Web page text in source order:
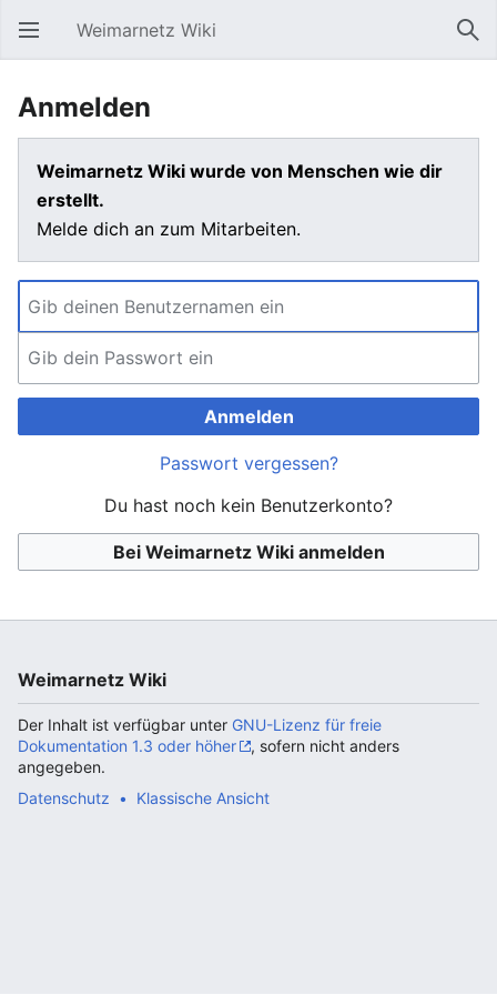
Hauptmenü öffnen Weimarnetz Wiki
Anmelden
Weimarnetz Wiki wurde von Menschen wie dir
erstellt.
Melde dich an zum Mitarbeiten.
Anmelden
Passwort vergessen?
Du hast noch kein Benutzerkonto?
Bei Weimarnetz Wiki anmelden
Weimarnetz Wiki
Der Inhalt ist verfügbar unter GNU-Lizenz für freie
Dokumentation 1.3 oder höher
, sofern nicht anders
angegeben.
Datenschutz
Klassische Ansicht